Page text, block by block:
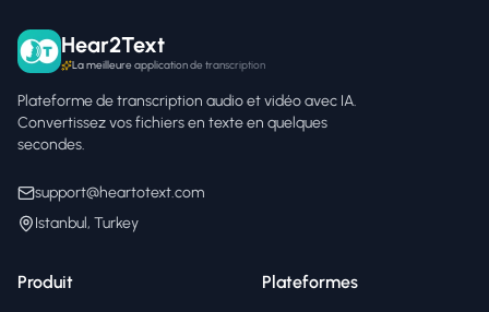
Hear2Text
La meilleure application de transcription
Plateforme de transcription audio et vidéo avec IA.
Convertissez vos fichiers en texte en quelques
secondes.
support@heartotext.com
Istanbul, Turkey
Produit Plateformes